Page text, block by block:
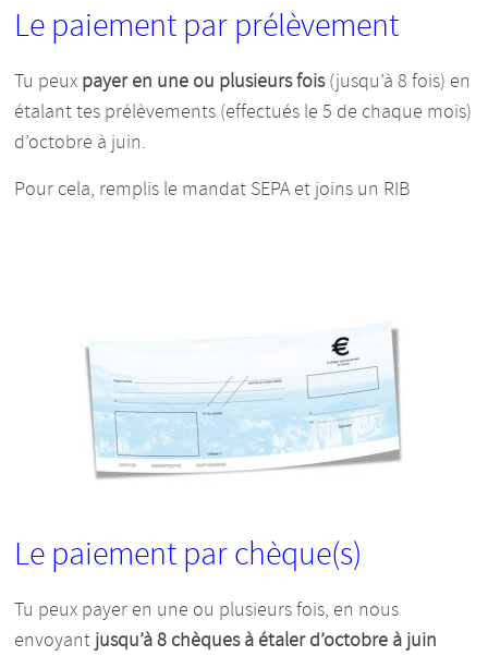
Le paiement par prélèvement
Tu peux payer en une ou plusieurs fois(jusqu’à 8 fois) en
étalant tes prélèvements (effectués le 5 de chaque mois)
d’octobre à juin.
Pour cela, remplis le mandat SEPA et joins un RIB
Le paiement par chèque(s)
Tu peux payer en une ou plusieurs fois, en nous
envoyant jusqu’à 8 chèques à étaler d’octobre à juin